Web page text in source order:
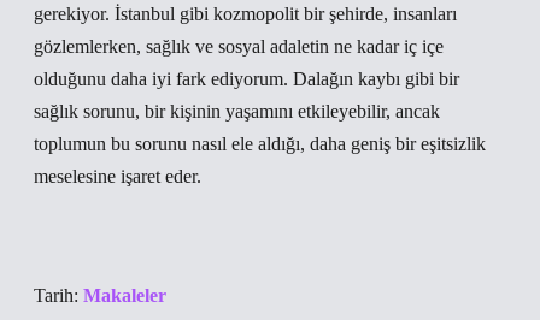
gerekiyor. İstanbul gibi kozmopolit bir şehirde, insanları
gözlemlerken, sağlık ve sosyal adaletin ne kadar iç içe
olduğunu daha iyi fark ediyorum. Dalağın kaybı gibi bir
sağlık sorunu, bir kişinin yaşamını etkileyebilir, ancak
toplumun bu sorunu nasıl ele aldığı, daha geniş bir eşitsizlik
meselesine işaret eder.
Tarih: Makaleler